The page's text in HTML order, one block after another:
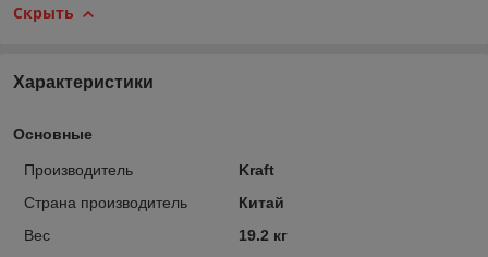
Скрыть
Характеристики
Основные
Производитель
Kraft
Страна производитель
Китай
Вес
19.2 кг